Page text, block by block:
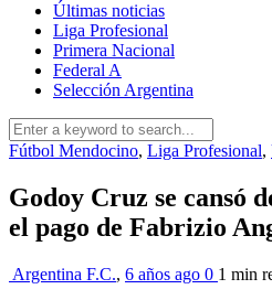
Últimas noticias
Liga Profesional
Primera Nacional
Federal A
Selección Argentina
Fútbol Mendocino, Liga Profesional,
Godoy Cruz se cansó
el pago de Fabrizio
Argentina F.C., 6 años ago 0 1 min